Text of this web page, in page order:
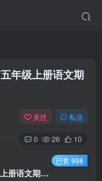
年级上册语文期
关注 私信
0 26 10
2023-2024学年福建泉州南安市五年级上册语文期末试卷及答案(Word版)
已售 998